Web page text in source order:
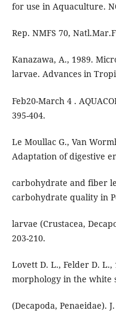
for use in Aquaculture.
Rep. NMFS 70,
Kanazawa, A., 1989.
larvae. Advances in
Feb20-March 4 .
395-404.
Le Moullac G., Van
Adaptation of digestive
carbohydrate and fiber
carbohydrate quality in
larvae (Crustacea,
203-210.
Lovett D. L., Felder D.
morphology in the white
(Decapoda, Penaeidae).